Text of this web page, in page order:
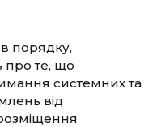
в порядку,
про те, що
системних та
від